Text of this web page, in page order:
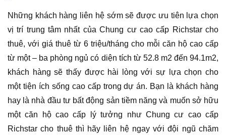
Những khách hàng liên hệ sớm sẽ được ưu tiên lựa chọn
vị trí trung tâm nhất của Chung cư cao cấp Richstar cho
thuê, với giá thuê từ 6 triệu/tháng cho mỗi căn hộ cao cấp
từ một – ba phòng ngủ có diện tích từ 52.8 m2 đến 94.1m2,
khách hàng sẽ thấy được hài lòng với sự lựa chọn cho
một tiện ích sống cao cấp trong dự án. Bạn là khách hàng
hay là nhà đầu tư bất động sản tiềm năng và muốn sở hữu
một căn hộ cao cấp lý tưởng như Chung cư cao cấp
Richstar cho thuê thì hãy liên hệ ngay với đội ngũ chăm